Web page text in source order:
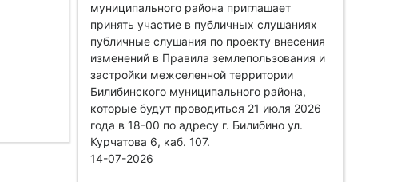
муниципального района приглашает
принять участие в публичных слушаниях
публичные слушания по проекту внесения
изменений в Правила землепользования и
застройки межселенной территории
Билибинского муниципального района,
которые будут проводиться 21 июля 2026
года в 18-00 по адресу г. Билибино ул.
Курчатова 6, каб. 107.
14-07-2026